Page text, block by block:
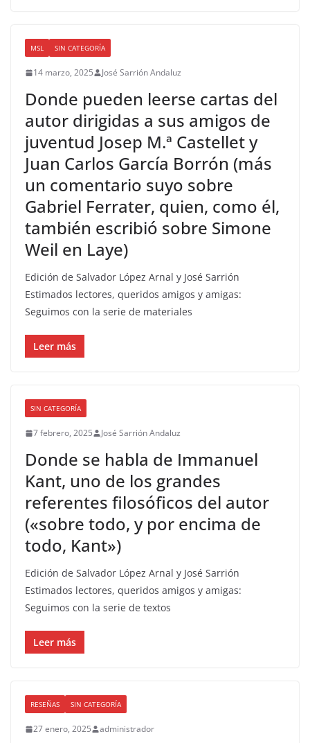
MSL SIN CATEGORÍA
14 marzo, 2025 José Sarrión Andaluz
Donde pueden leerse cartas del
autor dirigidas a sus amigos de
juventud Josep M.ª Castellet y
Juan Carlos García Borrón (más
un comentario suyo sobre
Gabriel Ferrater, quien, como él,
también escribió sobre Simone
Weil en Laye)
Edición de Salvador López Arnal y José Sarrión
Estimados lectores, queridos amigos y amigas:
Seguimos con la serie de materiales
Leer más
SIN CATEGORÍA
7 febrero, 2025 José Sarrión Andaluz
Donde se habla de Immanuel
Kant, uno de los grandes
referentes filosóficos del autor
(«sobre todo, y por encima de
todo, Kant»)
Edición de Salvador López Arnal y José Sarrión
Estimados lectores, queridos amigos y amigas:
Seguimos con la serie de textos
Leer más
RESEÑAS SIN CATEGORÍA
27 enero, 2025 administrador